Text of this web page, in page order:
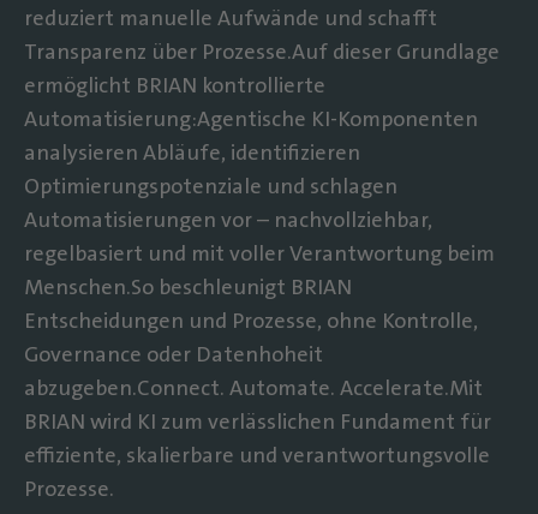
reduziert manuelle Aufwände und schafft
Transparenz über Prozesse.Auf dieser Grundlage
ermöglicht BRIAN kontrollierte
Automatisierung:Agentische KI-Komponenten
analysieren Abläufe, identifizieren
Optimierungspotenziale und schlagen
Automatisierungen vor – nachvollziehbar,
regelbasiert und mit voller Verantwortung beim
Menschen.So beschleunigt BRIAN
Entscheidungen und Prozesse, ohne Kontrolle,
Governance oder Datenhoheit
abzugeben.Connect. Automate. Accelerate.Mit
BRIAN wird KI zum verlässlichen Fundament für
effiziente, skalierbare und verantwortungsvolle
Prozesse.